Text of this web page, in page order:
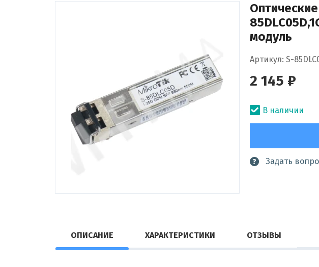
модуль
Артикул: S-
2 145 ₽
В наличии
Задать
ОПИСАНИЕ ХАРАКТЕРИСТИКИ ОТЗЫВЫ